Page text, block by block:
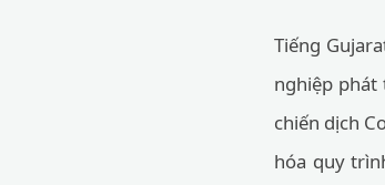
Tiếng
nghiệp
chiến dịch
hóa quy